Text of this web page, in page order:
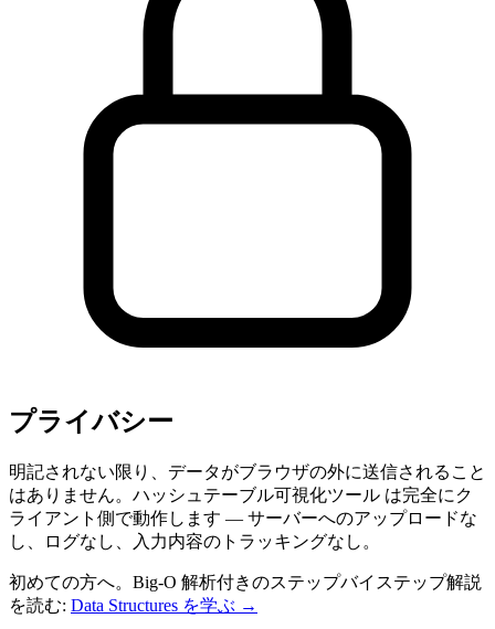
プライバシー
明記されない限り、データがブラウザの外に送信されること
はありません。ハッシュテーブル可視化ツール は完全にク
ライアント側で動作します — サーバーへのアップロードな
し、ログなし、入力内容のトラッキングなし。
初めての方へ。Big-O 解析付きのステップバイステップ解説
を読む: Data Structures を学ぶ →